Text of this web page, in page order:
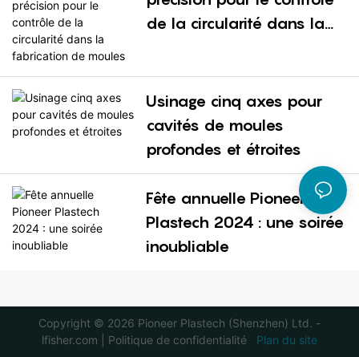
de la circularité dans la
Usinage cinq axes pour
cavités de moules
profondes et étroites
Fête annuelle Pioneer
Plastech 2024 : une soirée
inoubliable
Copyright © 2026 Pioneer Plastech (Shenzhen) Ltd. -
lfisher.com
Politique de confidentialité Plan du site